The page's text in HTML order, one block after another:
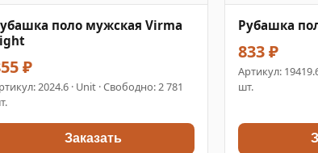
поло мужская Virma
₽
2024.6 · Unit · Свободно: 2 781
Заказать
Рубашка
833 ₽
Артикул:
шт.